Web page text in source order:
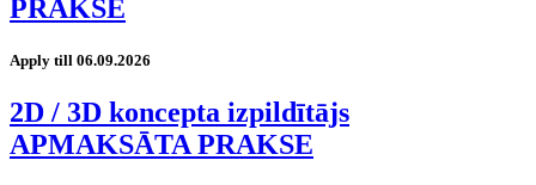
PRAKSE
Apply till 06.09.2026
2D / 3D koncepta izpildītājs
APMAKSĀTA PRAKSE